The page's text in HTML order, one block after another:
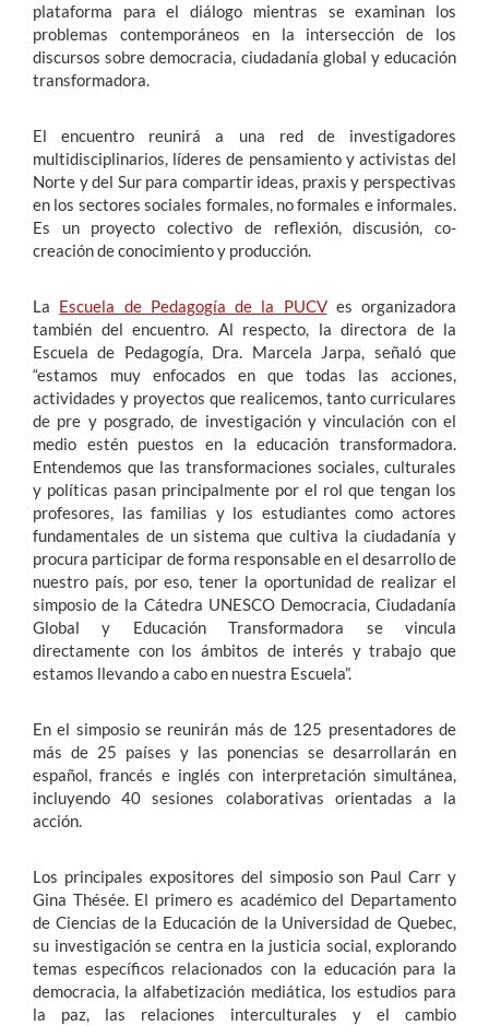
plataforma para el diálogo mientras se examinan los
problemas contemporáneos en la intersección de los
discursos sobre democracia, ciudadanía global y educación
transformadora.
El encuentro reunirá a una red de investigadores
multidisciplinarios, líderes de pensamiento y activistas del
Norte y del Sur para compartir ideas, praxis y perspectivas
en los sectores sociales formales, no formales e informales.
Es un proyecto colectivo de reflexión, discusión, co-
creación de conocimiento y producción.
La Escuela de Pedagogía de la PUCVes organizadora
también del encuentro. Al respecto, la directora de la
Escuela de Pedagogía, Dra. Marcela Jarpa, señaló que
“estamos muy enfocados en que todas las acciones,
actividades y proyectos que realicemos, tanto curriculares
de pre y posgrado, de investigación y vinculación con el
medio estén puestos en la educación transformadora.
Entendemos que las transformaciones sociales, culturales
y políticas pasan principalmente por el rol que tengan los
profesores, las familias y los estudiantes como actores
fundamentales de un sistema que cultiva la ciudadanía y
procura participar de forma responsable en el desarrollo de
nuestro país, por eso, tener la oportunidad de realizar el
simposio de la Cátedra UNESCO Democracia, Ciudadanía
Global y Educación Transformadora se vincula
directamente con los ámbitos de interés y trabajo que
estamos llevando a cabo en nuestra Escuela”.
En el simposio se reunirán más de 125 presentadores de
más de 25 países y las ponencias se desarrollarán en
español, francés e inglés con interpretación simultánea,
incluyendo 40 sesiones colaborativas orientadas a la
acción.
Los principales expositores del simposio son Paul Carr y
Gina Thésée. El primero es académico del Departamento
de Ciencias de la Educación de la Universidad de Quebec,
su investigación se centra en la justicia social, explorando
temas específicos relacionados con la educación para la
democracia, la alfabetización mediática, los estudios para
la paz, las relaciones interculturales y el cambio